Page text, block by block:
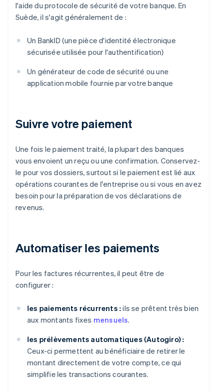
l'aide du protocole de sécurité de votre banque. En
Suède, il s'agit généralement de :
Un BankID (une pièce d'identité électronique
sécurisée utilisée pour l'authentification)
Un générateur de code de sécurité ou une
application mobile fournie par votre banque
Suivre votre paiement
Une fois le paiement traité, la plupart des banques
vous envoient un reçu ou une confirmation. Conservez-
le pour vos dossiers, surtout si le paiement est lié aux
opérations courantes de l'entreprise ou si vous en avez
besoin pour la préparation de vos déclarations de
revenus.
Automatiser les paiements
Pour les factures récurrentes, il peut être de
configurer :
les paiements récurrents : ils se prêtent très bien
aux montants fixes mensuels.
les prélèvements automatiques (Autogiro) :
Ceux-ci permettent au bénéficiaire de retirer le
montant directement de votre compte, ce qui
simplifie les transactions courantes.